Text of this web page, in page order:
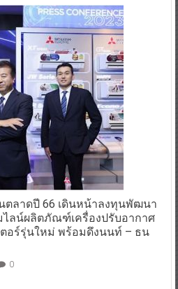
ตลาดปี 66 เดินหน้าลงทุนพัฒนา
ไลน์ผลิตภัณฑ์เครื่องปรับอากาศ
อร์รุ่นใหม่ พร้อมดึงนนท์ – ธน
0